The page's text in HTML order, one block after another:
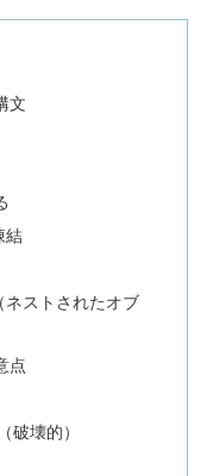
文
結
ストされたオブ
点
破壊的）